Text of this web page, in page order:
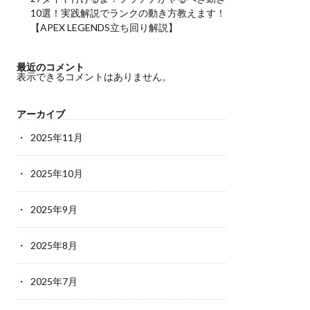
10選！実践解説でランクの動き方教えます！
【APEX LEGENDS立ち回り解説】
最近のコメント
表示できるコメントはありません。
アーカイブ
2025年11月
2025年10月
2025年9月
2025年8月
2025年7月